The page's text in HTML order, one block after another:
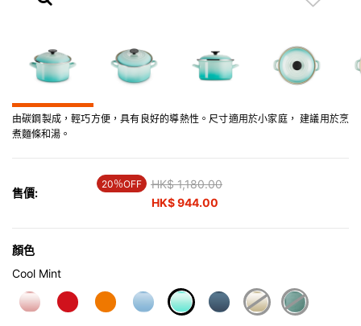
由碳鋼製成，輕巧方便，具有良好的導熱性。尺寸適用於小家庭， 建議用於烹
煮麵條和湯。
售價:
20％OFF Price reduced from
HK$ 1,180.00to
HK$ 944.00
顏色
Cool Mint